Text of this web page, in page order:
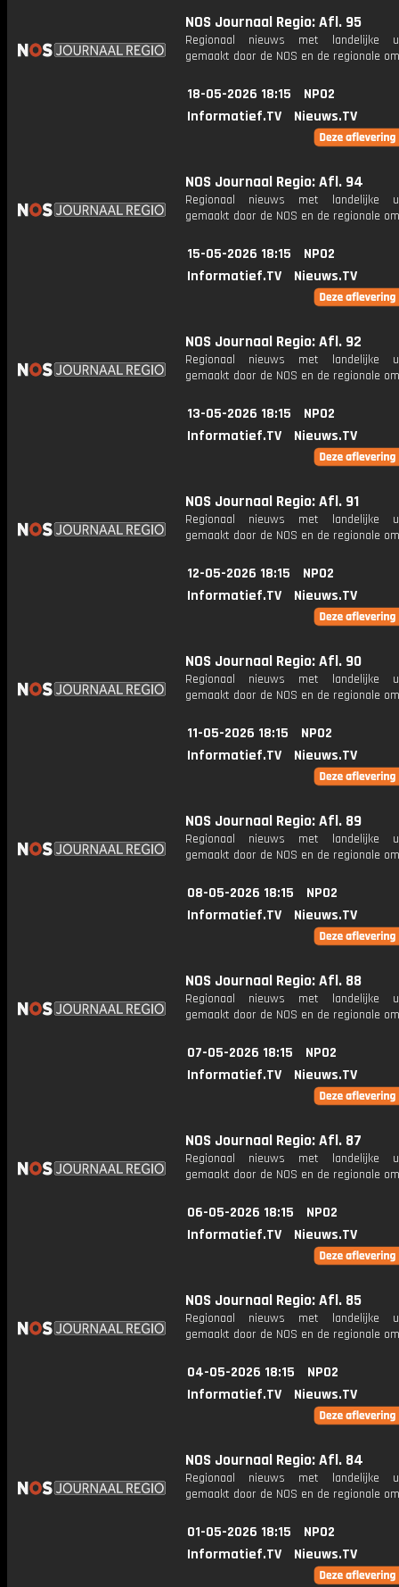
NOS Journaal Regio: Afl. 95
Regionaal nieuws met landelijke
gemaakt door de NOS en de regionale
18-05-2026 18:15
NPO2
Informatief.TV
Nieuws.TV
NOS Journaal Regio: Afl. 94
Regionaal nieuws met landelijke
gemaakt door de NOS en de regionale
15-05-2026 18:15
NPO2
Informatief.TV
Nieuws.TV
NOS Journaal Regio: Afl. 92
Regionaal nieuws met landelijke
gemaakt door de NOS en de regionale
13-05-2026 18:15
NPO2
Informatief.TV
Nieuws.TV
NOS Journaal Regio: Afl. 91
Regionaal nieuws met landelijke
gemaakt door de NOS en de regionale
12-05-2026 18:15
NPO2
Informatief.TV
Nieuws.TV
NOS Journaal Regio: Afl. 90
Regionaal nieuws met landelijke
gemaakt door de NOS en de regionale
11-05-2026 18:15
NPO2
Informatief.TV
Nieuws.TV
NOS Journaal Regio: Afl. 89
Regionaal nieuws met landelijke
gemaakt door de NOS en de regionale
08-05-2026 18:15
NPO2
Informatief.TV
Nieuws.TV
NOS Journaal Regio: Afl. 88
Regionaal nieuws met landelijke
gemaakt door de NOS en de regionale
07-05-2026 18:15
NPO2
Informatief.TV
Nieuws.TV
NOS Journaal Regio: Afl. 87
Regionaal nieuws met landelijke
gemaakt door de NOS en de regionale
06-05-2026 18:15
NPO2
Informatief.TV
Nieuws.TV
NOS Journaal Regio: Afl. 85
Regionaal nieuws met landelijke
gemaakt door de NOS en de regionale
04-05-2026 18:15
NPO2
Informatief.TV
Nieuws.TV
NOS Journaal Regio: Afl. 84
Regionaal nieuws met landelijke
gemaakt door de NOS en de regionale
01-05-2026 18:15
NPO2
Informatief.TV
Nieuws.TV